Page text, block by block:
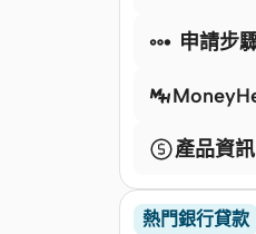
 申請步
產品資訊
熱門銀行貸款